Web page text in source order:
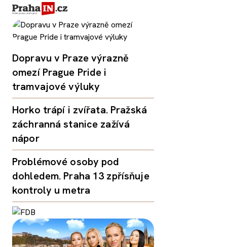
Dopravu v Praze výrazně
omezí Prague Pride i
tramvajové výluky
Horko trápí i zvířata. Pražská
záchranná stanice zažívá
nápor
Problémové osoby pod
dohledem. Praha 13 zpřísňuje
kontroly u metra